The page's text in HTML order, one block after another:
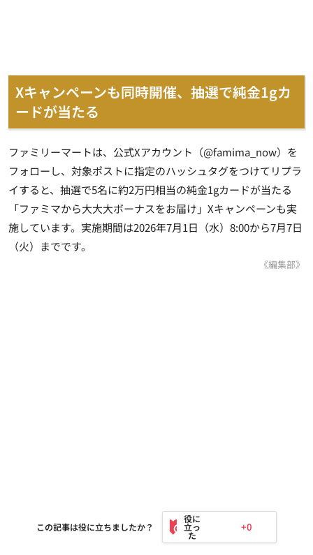
Xキャンペーンも同時開催、抽選で純金1gカ
ードが当たる
ファミリーマートは、公式Xアカウント（@famima_now）を
フォローし、対象ポストに指定のハッシュタグをつけてリプラ
イすると、抽選で5名に約2万円相当の純金1gカードが当たる
「ファミマから大大大ボーナスをお届け」Xキャンペーンも実
施しています。実施期間は2026年7月1日（水）8:00から7月7日
（火）までです。
《編集部》
この記事は役に立ちましたか？ +0